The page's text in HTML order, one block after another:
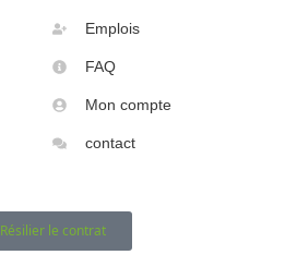
Emplois
FAQ
Mon compte
contact
Résilier le contrat